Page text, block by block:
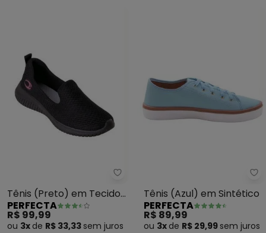
Perfecta - Tênis (Preto) em
Tênis (Preto) em Tecido
Mesh
PERFECTA
R$ 99,99
ou 3x de R$ 33,33 sem juros
Tênis (Azul) em Sintético
PERFECTA
R$ 89,99
ou 3x de R$ 29,99 sem juros